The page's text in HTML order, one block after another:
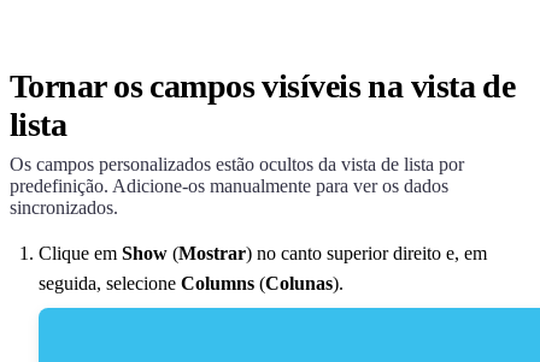
Tornar os campos visíveis na vista de
lista
Os campos personalizados estão ocultos da vista de lista por
predefinição. Adicione-os manualmente para ver os dados
sincronizados.
Clique em Show (Mostrar) no canto superior direito e, em
seguida, selecione Columns (Colunas).